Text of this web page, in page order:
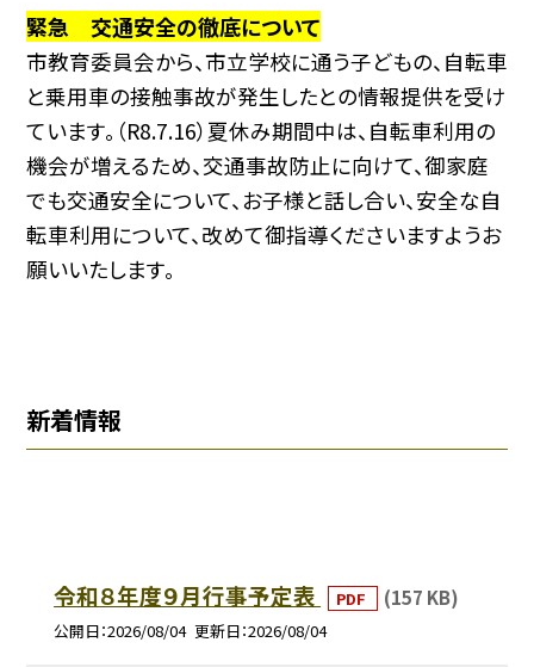
緊急 交通安全の徹底について
市教育委員会から、市立学校に通う子どもの、自転車
と乗用車の接触事故が発生したとの情報提供を受け
ています。（R8.7.16）夏休み期間中は、自転車利用の
機会が増えるため、交通事故防止に向けて、御家庭
でも交通安全について、お子様と話し合い、安全な自
転車利用について、改めて御指導くださいますようお
願いいたします。
新着情報
令和８年度９月行事予定表 PDF (157 KB)
公開日 2026/08/04 更新日 2026/08/04